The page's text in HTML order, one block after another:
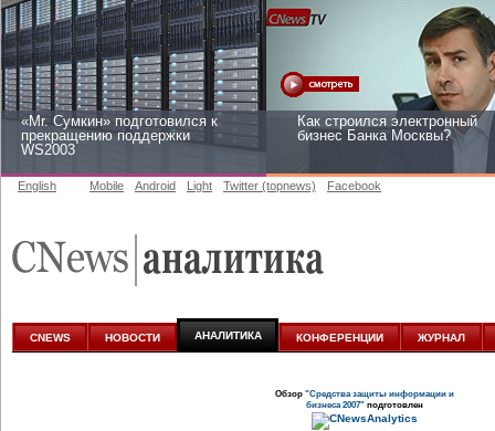
«Mr. Сумкин» подготовился к
прекращению поддержки
WS2003
Как строился электронный
бизнес Банка Москвы?
аналитике
English Mobile Android Light Twitter (topnews) Facebook
CNEWS НОВОСТИ АНАЛИТИКА КОНФЕРЕНЦИИ ЖУРНАЛ
Обзор "Средства защиты информации и
бизнеса 2007"подготовлен